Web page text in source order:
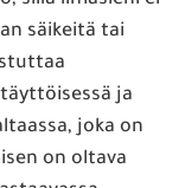
säikeitä tai
ja
joka on
on oltava